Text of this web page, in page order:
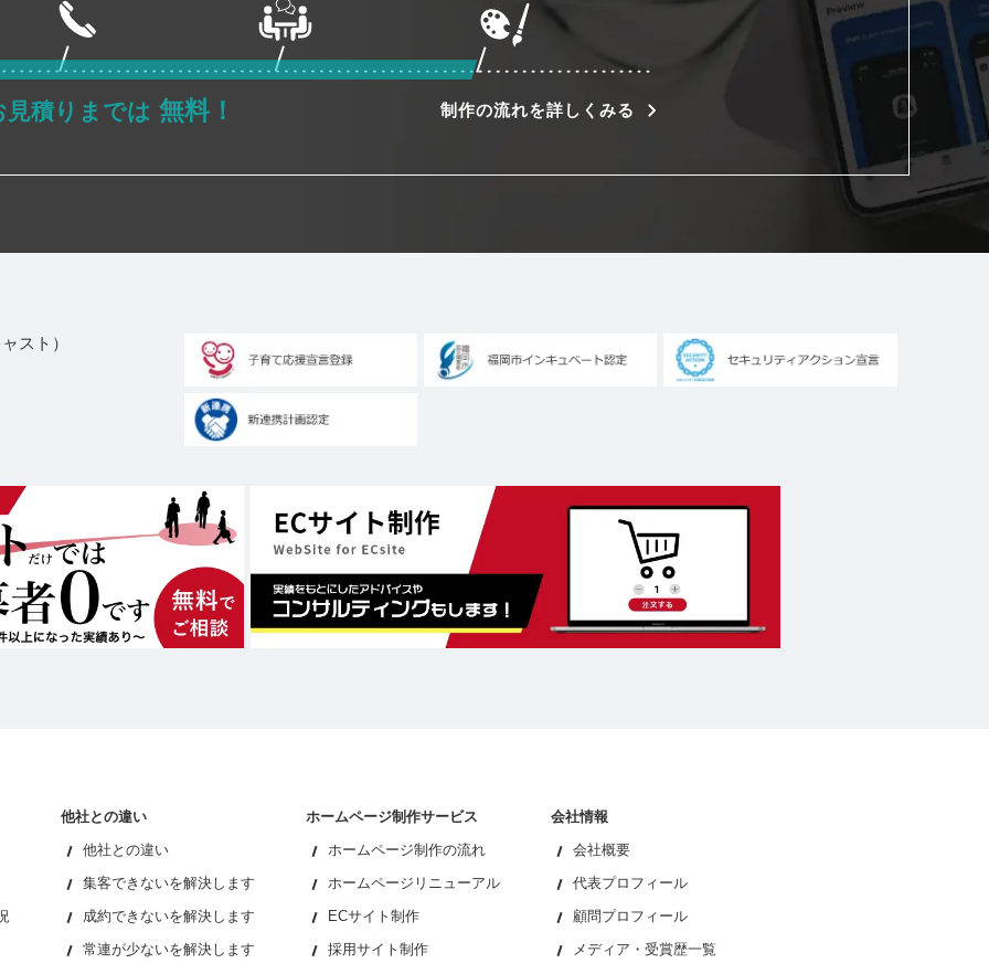
積りまでは 無料！ 制作の流れを詳しくみる
スト）
他社との違い
他社との違い
集客できないを解決します
成約できないを解決します
常連が少ないを解決します
ホームページ制作サービス
ホームページ制作の流れ
ホームページリニューアル
ECサイト制作
採用サイト制作
会社情報
会社概要
代表プロフィール
顧問プロフィール
メディア・受賞歴一覧